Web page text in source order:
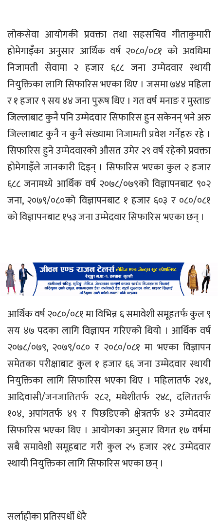
लोकसेवा आयोगकी प्रवक्ता तथा सहसचिव गीताकुमारी
होमेगाइँका अनुसार आर्थिक वर्ष २०८०/०८१ को अवधिमा
निजामती सेवामा २ हजार ६८८ जना उम्मेदवार स्थायी
नियुक्तिका लागि सिफारिस भएका थिए । जसमा ७४४ महिला
र १ हजार ९ सय ४४ जना पुरूष थिए । गत वर्ष मनाङ र मुस्ताङ
जिल्लाबाट कुनै पनि उम्मेदवार सिफारिस हुन सकेनन्‌ भने अरु
जिल्लाबाट कुनै न कुनै संख्यामा निजामती प्रवेश गर्नेहरु रहे ।
सिफारिस हुने उम्मेदवारको औसत उमेर २९ वर्ष रहेको प्रवक्ता
होमेगाइँले जानकारी दिइन् । सिफारिस भएका कुल २ हजार
६८८ जनामध्ये आर्थिक वर्ष २०७८/०७९को विज्ञापनबाट ९०२
जना, २०७९/०८०को विज्ञापनबाट १ हजार ६०३ र ०८०/०८१
को विज्ञापनबाट १५३ जना उम्मेदवार सिफारिस भएका छन्‌ ।
आर्थिक वर्ष २०८०/०८१ मा विभिन्न ६ समावेशी समूहतर्फ कुल ९
सय ४७ पदका लागि विज्ञापन गरिएको थियो । आर्थिक वर्ष
२०७८/०७९, २०७९/०८० र २०८०/०८१ मा भएका विज्ञापन
समेतका परीक्षाबाट कुल १ हजार ६६ जना उम्मेदवार स्थायी
नियुक्तिका लागि सिफारिस भएका थिए । महिलातर्फ २४१,
आदिवासी/जनजातितर्फ २८२, मधेशीतर्फ २४८, दलिततर्फ
१०४, अपांगतर्फ ४९ र पिछडिएको क्षेत्रतर्फ ४२ उम्मेदवार
सिफारिस भएका थिए । आयोगका अनुसार विगत १७ वर्षमा
सबै समावेशी समूहबाट गरी कुल २५ हजार २१८ उम्मेदवार
स्थायी नियुक्तिका लागि सिफारिस भएका छन्‌ ।
सर्लाहीका प्रतिस्पर्धी धेरै